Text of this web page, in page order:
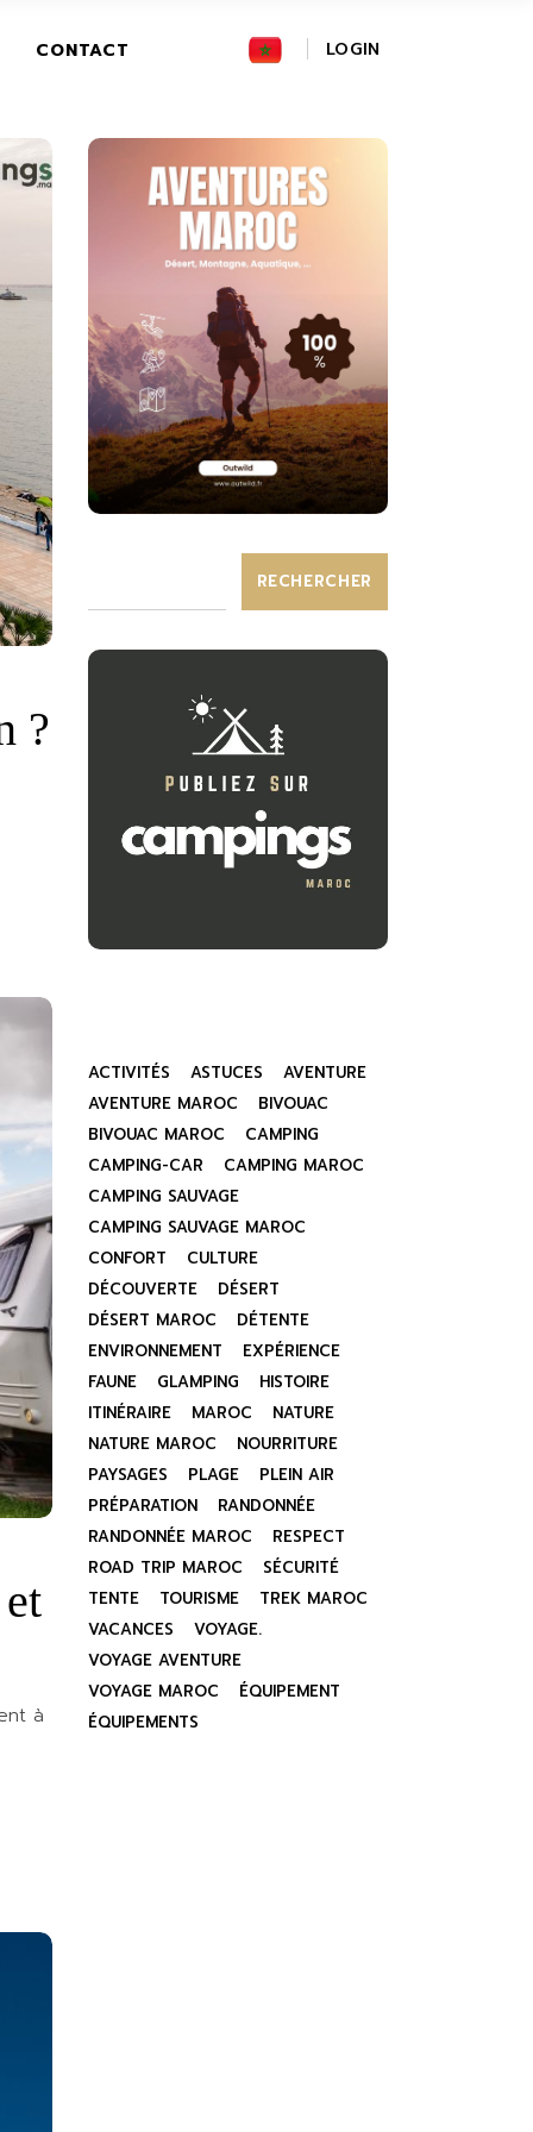
CONTACT LOGIN
FR
?
à
RECHERCHER
ACTIVITÉS ASTUCES
AVENTURE
AVENTURE MAROC
BIVOUAC
BIVOUAC MAROC
CAMPING
CAMPING-CAR
CAMPING MAROC
CAMPING SAUVAGE
CAMPING SAUVAGE MAROC
CONFORT
CULTURE
DÉCOUVERTE
DÉSERT
DÉSERT MAROC
DÉTENTE
ENVIRONNEMENT
EXPÉRIENCE
FAUNE
GLAMPING
HISTOIRE
ITINÉRAIRE
MAROC
NATURE
NATURE MAROC
NOURRITURE
PAYSAGES
PLAGE
PLEIN AIR
PRÉPARATION
RANDONNÉE
RANDONNÉE MAROC
RESPECT
ROAD TRIP MAROC
SÉCURITÉ
TENTE
TOURISME
TREK MAROC
VACANCES
VOYAGE.
VOYAGE AVENTURE
VOYAGE MAROC
ÉQUIPEMENT
ÉQUIPEMENTS